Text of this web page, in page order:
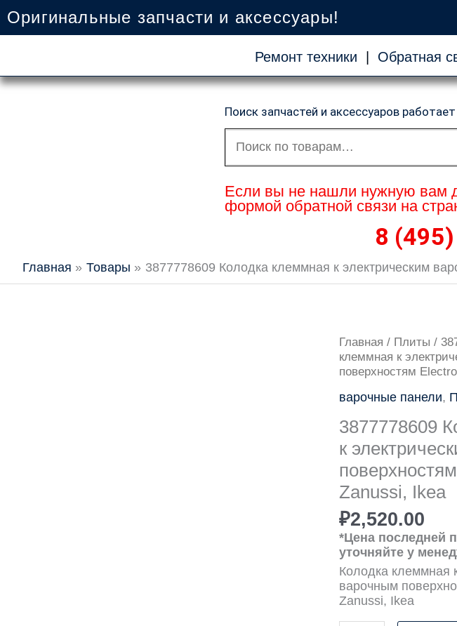
содержимому
Оригинальные запчасти и аксессуары!
Ремонт техники | Обратная
Поиск запчастей и аксессуаров
Искать:
Если вы не нашли нужную вам
формой обратной связи на
8
Главная Товары 3877778609 Колодка клеммная к электрическим
Главная / Плиты /
клеммная к
поверхностям
варочные панели,
3877778609
к
Zanussi, Ikea
₽2,520.00
*Цена последней
уточняйте у
Колодка клеммная
варочным
Zanussi, Ikea
Количество
товара
3877778609
клеммная
электрическим
варочным
поверхностям
Electrolux,
AEG,
Ikea